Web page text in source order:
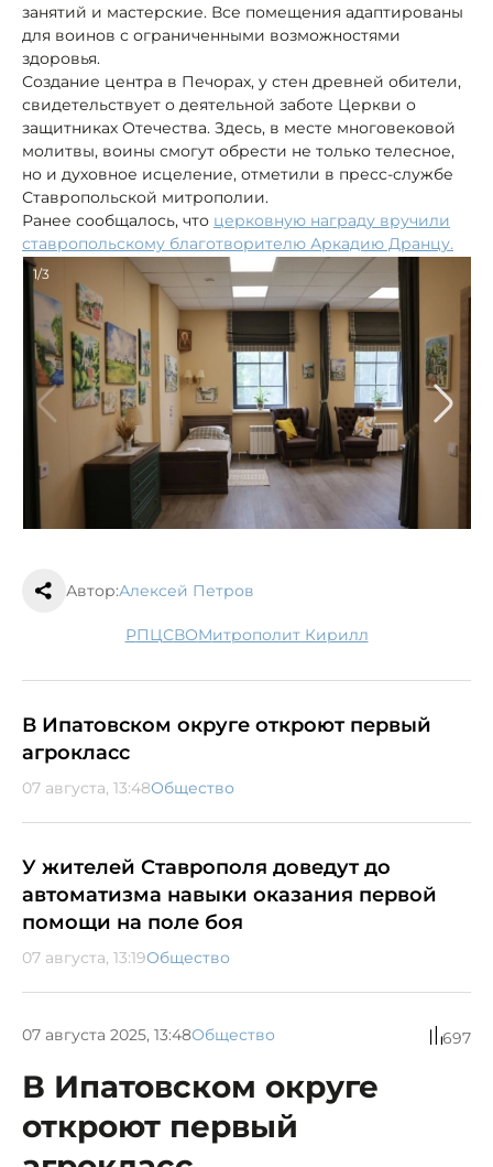
занятий и мастерские. Все помещения адаптированы
для воинов с ограниченными возможностями
здоровья.
Создание центра в Печорах, у стен древней обители,
свидетельствует о деятельной заботе Церкви о
защитниках Отечества. Здесь, в месте многовековой
молитвы, воины смогут обрести не только телесное,
но и духовное исцеление, отметили в пресс-службе
Ставропольской митрополии.
Ранее сообщалось, что церковную награду вручили
ставропольскому благотворителю Аркадию Дранцу.
1/3
Автор:Алексей Петров
РПЦ СВО митрополит Кирилл
В Ипатовском округе откроют первый
агрокласс
07 августа, 13:48Общество
У жителей Ставрополя доведут до
автоматизма навыки оказания первой
помощи на поле боя
07 августа, 13:19Общество
07 августа 2025, 13:48Общество 697
В Ипатовском округе
откроют первый